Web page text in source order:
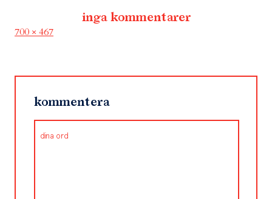
inga kommentarer
Full
700 × 467
kommentera